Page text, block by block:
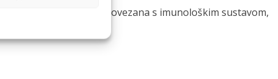
Crijeva su izravno povezana s imunološkim sustavom,
zdravlje.